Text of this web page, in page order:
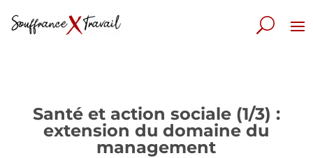
Santé et action sociale (1/3) :
extension du domaine du
management